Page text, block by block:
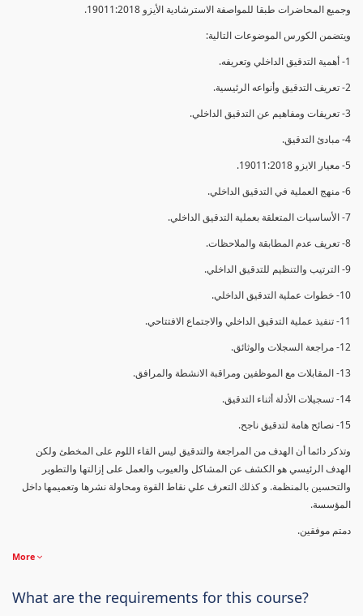
وجميع المحاضرات طبقا للمواصفة الاسترشادية الأيزو 19011:2018.
ويتضمن الكورس الموضوعات التالية:
1- أهمية التدقيق الداخلي وتعريفه.
2- تعريف التدقيق وأنواعه الرئيسية.
3- تعريفات ومفاهيم عن التدقيق الداخلي.
4- مبادئ التدقيق.
5- معيار الايزو 19011:2018.
6- منهج العملية في التدقيق الداخلي.
7- الأساسيات المتعلقة بعملية التدقيق الداخلي.
8- تعريف عدم المطابقة والملاحظات.
9- الترتيب والتنظيم للتدقيق الداخلي.
10- خطوات عملية التدقيق الداخلي.
11- تنفيذ عملية التدقيق الداخلي والاجتماع الافتتاحي.
12- مراجعة السجلات والوثائق.
13- المقابلات مع الموظفين ومراقبة الانشطة والمرافق.
14- تسجيلات الأدلة أثناء التدقيق.
15- نصائح هامة لتدقيق ناجح.
وتذكر دائما أن الهدف من المراجعة والتدقيق ليس القاء اللوم على المخطئ ولكن
الهدف الرئيسي هو الكشف عن المشاكل والعيوب والعمل على إزالتها والتطوير
والتحسين بالمنظمة. و كذلك التعرف علي نقاط القوة ومحاولة نشرها وتعميمها داخل
المؤسسة.
دمتم موفقين.
More
What are the requirements for this course?